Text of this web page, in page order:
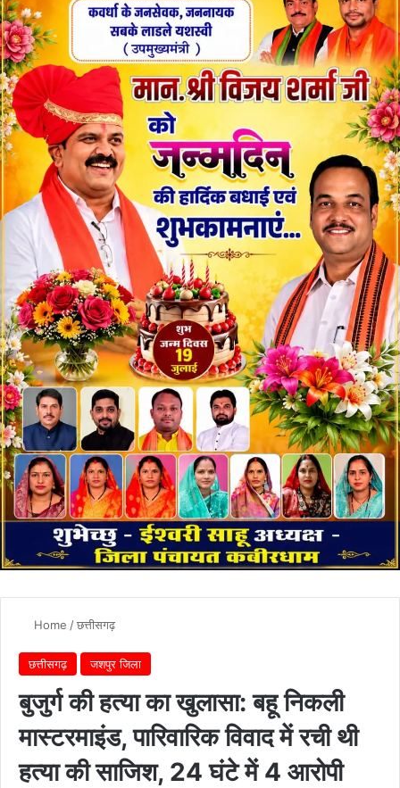
Home /छत्तीसगढ़
छत्तीसगढ़ जशपुर जिला
बुजुर्ग की हत्या का खुलासा: बहू निकली
मास्टरमाइंड, पारिवारिक विवाद में रची थी
हत्या की साजिश, 24 घंटे में 4 आरोपी